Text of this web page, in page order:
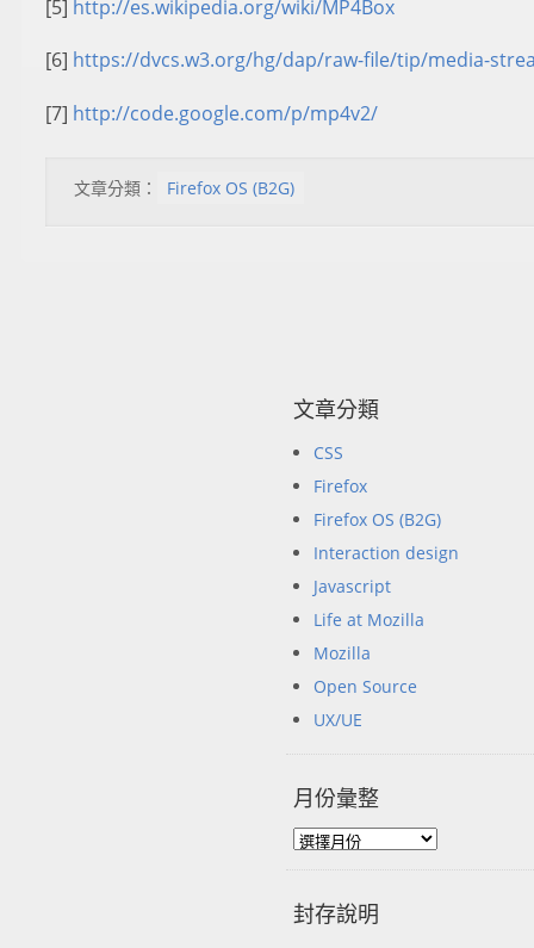
[5] http://es.wikipedia.org/wiki/MP4Box
[6] https://dvcs.w3.org/hg/dap/raw-file/tip/media-
[7] http://code.google.com/p/mp4v2/
文章分類： Firefox OS (B2G)
文章分類
CSS
Firefox
Firefox OS (B2G)
Interaction design
Javascript
Life at Mozilla
Mozilla
Open Source
UX/UE
月份彙整
封存說明